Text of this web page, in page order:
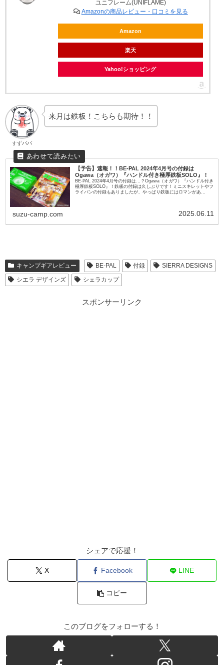
ユニフレーム(UNIFLAME)
Amazonの商品レビュー・口コミを見る
Amazon
楽天
Yahoo!ショッピング
すずパパ
来月は鉄板！こちらも期待！！
【予告】速報！！BE-PAL 2024年4月号の付録は
Ogawa（オガワ）『ハンドル付き極厚鉄板SOLO』！
BE-PAL 2024年4月号の付録は…？Ogawa（オガワ）『ハンドル付き
極厚鉄板SOLO』！鉄板の付録は久しぶりです！ミニスキレットやフ
ライパンの付録もありましたが、やっぱり鉄板にはロマンがあ
suzu-camp.com 2025.06.11
キャンプギアレビュー BE-PAL 付録
SIERRA DESIGNS
シエラ デザインズ
シェラカップ
スポンサーリンク
シェアで応援！
X Facebook LINE
コピー
このブログをフォローする！